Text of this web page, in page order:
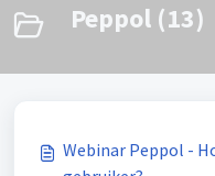
Peppol (13)
Webinar Peppol -